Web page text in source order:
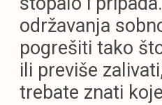
održavanja
pogrešiti tako
ili previše
trebate znati